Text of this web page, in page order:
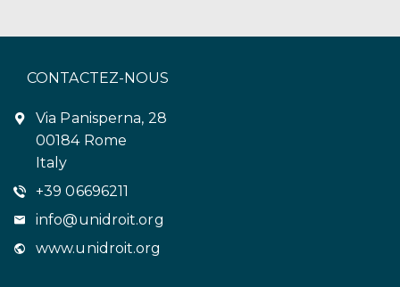
CONTACTEZ-NOUS
Via Panisperna, 28
00184 Rome
Italy
+39 06696211
info@unidroit.org
www.unidroit.org